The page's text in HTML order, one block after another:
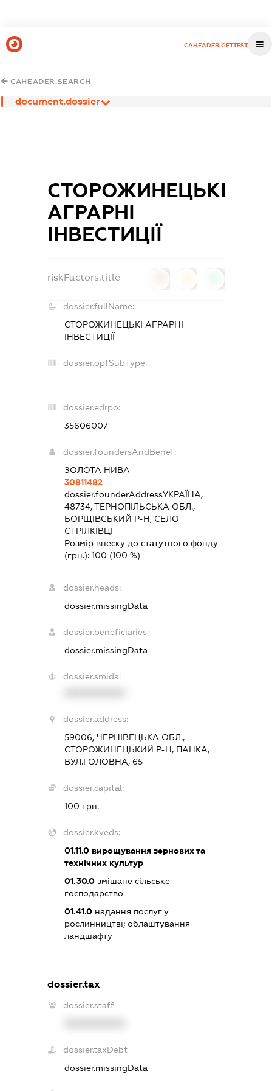
CAHEADER.GETTEST
CAHEADER.SEARCH
document.dossier
СТОРОЖИНЕЦЬКІ
АГРАРНІ
ІНВЕСТИЦІЇ
riskFactors.title
dossier.fullName:
СТОРОЖИНЕЦЬКІ АГРАРНІ
ІНВЕСТИЦІЇ
dossier.opfSubType:
-
dossier.edrpo:
35606007
dossier.foundersAndBenef:
ЗОЛОТА НИВА
30811482
dossier.founderAddressУКРАЇНА,
48734, ТЕРНОПІЛЬСЬКА ОБЛ.,
БОРЩІВСЬКИЙ Р-Н, СЕЛО
СТРІЛКІВЦІ
Розмір внеску до статутного фонду
(грн.): 100 (100 %)
dossier.heads:
dossier.missingData
dossier.beneficiaries:
dossier.missingData
dossier.smida:
dossier.address:
59006, ЧЕРНІВЕЦЬКА ОБЛ.,
СТОРОЖИНЕЦЬКИЙ Р-Н, ПАНКА,
ВУЛ.ГОЛОВНА, 65
dossier.capital:
100 грн.
dossier.kveds:
01.11.0вирощування зернових та
технічних культур
01.30.0змішане сільське
господарство
01.41.0надання послуг у
рослинництві; облаштування
ландшафту
dossier.tax
dossier.staff
dossier.taxDebt
dossier.missingData